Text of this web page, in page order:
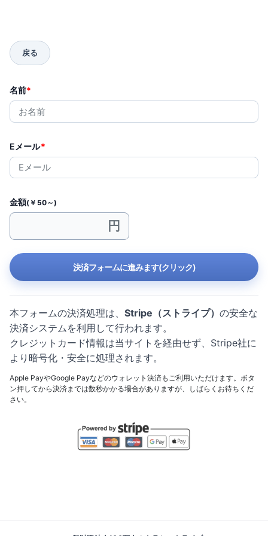
名前*
Eメール*
金額(￥50～)
決済フォームに進みます(クリック)
本フォームの決済処理は、 Stripe（ストライプ） の安全な
決済システムを利用して行われます。
クレジットカード情報は当サイトを経由せず、Stripe社に
より暗号化・安全に処理されます。
Apple PayやGoogle Payなどのウォレット決済もご利用いただけます。ボタ
ン押してから決済までは数秒かかる場合がありますが、しばらくお待ちくだ
さい。